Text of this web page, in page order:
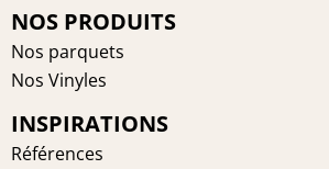
e
k
NOS PRODUITS
Nos parquets
Nos Vinyles
INSPIRATIONS
Références